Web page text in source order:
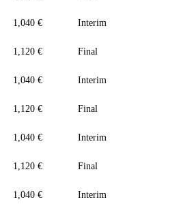
1,040 € Interim
1,120 € Final
1,040 € Interim
1,120 € Final
1,040 € Interim
1,120 € Final
1,040 € Interim